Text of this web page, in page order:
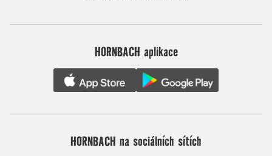
HORNBACH aplikace
HORNBACH na sociálních sítích